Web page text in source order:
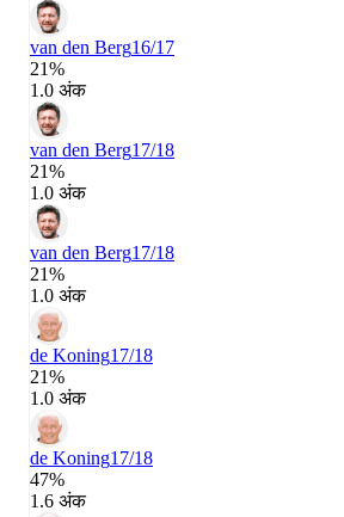
van den Berg16/17
21%
1.0 अंक
van den Berg17/18
21%
1.0 अंक
van den Berg17/18
21%
1.0 अंक
de Koning17/18
21%
1.0 अंक
de Koning17/18
47%
1.6 अंक